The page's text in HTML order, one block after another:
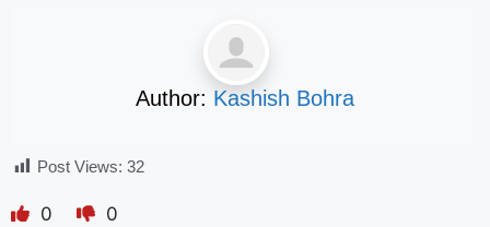
Author: Kashish Bohra
Post Views: 32
0 0